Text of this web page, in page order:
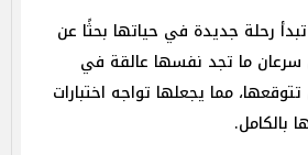
رحلة جديدة في حياتها بحثًا عن
سرعان ما تجد نفسها عالقة في
مما يجعلها تواجه اختبارات
بالكامل.